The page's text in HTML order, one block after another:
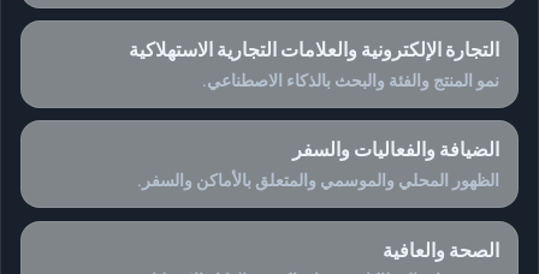
التجارة الإلكترونية والعلامات التجارية الاستهلاكية
نمو المنتج والفئة والبحث بالذكاء الاصطناعي.
الضيافة والفعاليات والسفر
الظهور المحلي والموسمي والمتعلق بالأماكن والسفر.
الصحة والعافية